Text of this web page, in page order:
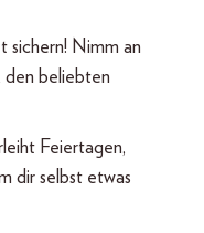
sichern! Nimm an
den beliebten
Feiertagen,
dir selbst etwas